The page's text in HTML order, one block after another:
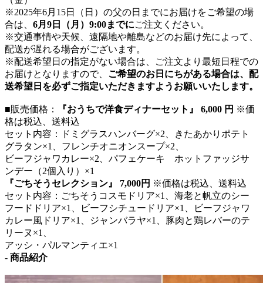
※2025年6月15日（日）の父の日までにお届けをご希望の場
合は、 6月9日（月）9:00までにご注文ください。
※交通事情や天候、遠隔地や離島などのお届け先によって、
配送が遅れる場合がございます。
※配送希望日の指定がない場合は、ご注文より最短日程での
お届けとなりますので、 ご希望のお日にちがある場合は、配
送希望日を必ずご指定いただきますようお願いいたします。
■販売価格： 『おうちで洋食ディナーセット』 6,000 円 ※価
格は税込、送料込
セット内容：ドミグラスハンバーグ×2、きたあかりポテト
グラタン×1、フレンチオニオンスープ×2、
ビーフジャワカレー×2、パフェケーキ ホットファッジサ
ンデー（2個入り）×1
『ごちそうセレクション』 7,000円 ※価格は税込、送料込
セット内容：ごちそうコスモドリア×1、海老と帆立のシー
フードドリア×1、ビーフシチュードリア×1、ビーフジャワ
カレー風ドリア×1、ジャンバラヤ×1、豚肉と鶏レバーのテ
リーヌ×1、
アッシ・パルマンティエ×1
- 商品紹介